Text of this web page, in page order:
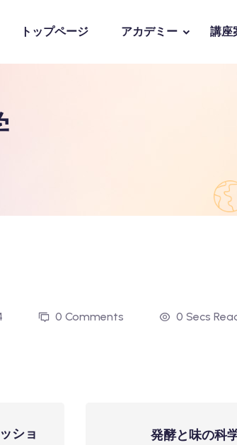
トップページ アカデミー 講座
0 Comments 0 Secs
ショ
発酵と味の科